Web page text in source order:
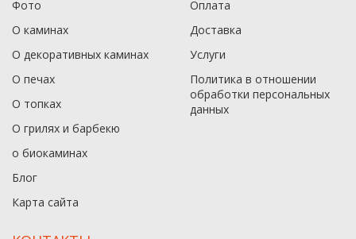
Фото
О каминах
О декоративных каминах
О печах
О топках
О грилях и барбекю
о биокаминах
Блог
Карта сайта
Оплата
Доставка
Услуги
Политика в отношении
обработки персональных
данныx